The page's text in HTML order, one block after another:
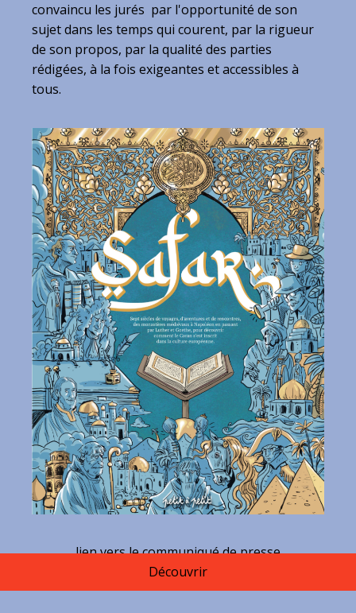
convaincu les jurés par l'opportunité de son
sujet dans les temps qui courent, par la rigueur
de son propos, par la qualité des parties
rédigées, à la fois exigeantes et accessibles à
tous.
lien vers le communiqué de presse
Découvrir